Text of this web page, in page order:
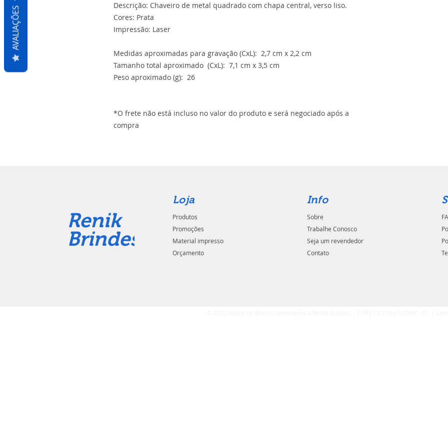
Descrição: Chaveiro de metal quadrado com chapa central, verso liso.
Cores: Prata
Impressão: Laser
Medidas aproximadas para gravação (CxL): 2,7 cm x 2,2 cm
Tamanho total aproximado (CxL): 7,1 cm x 3,5 cm
Peso aproximado (g): 26
*O frete não está incluso no valor do produto e será negociado após a
compra
Renik
Brindes
Loja
Produtos
Promoções
Material impresso
Orçamento
Info
Sobre
Trabalhe Conosco
Seja um revendedor
Contato
AVALIAÇÕES